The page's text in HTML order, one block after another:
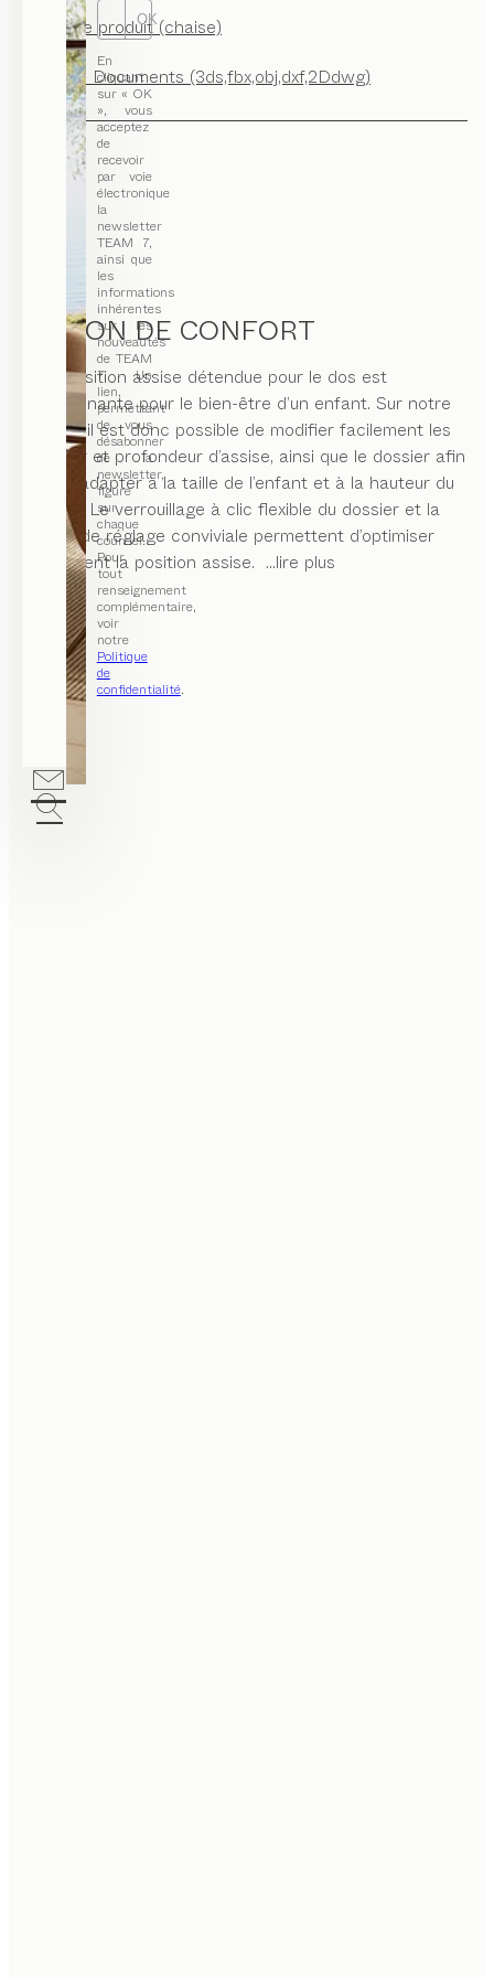
OK
En
cliquant
sur « OK
», vous
acceptez
de
recevoir
par voie
électronique
la
newsletter
TEAM 7,
ainsi que
les
informations
inhérentes
sur les
nouveautés
de TEAM
7. Un
lien,
permettant
de vous
désabonner
de la
newsletter,
figure
sur
chaque
courriel.
Pour
tout
renseignement
complémentaire,
voir
notre
Politique
de
confidentialité.
Fiche produit (chaise)
CAD Documents (3ds,fbx,obj,dxf,2Ddwg)
COCON DE CONFORT
Une position assise détendue pour le dos est
déterminante pour le bien-être d’un enfant. Sur notre
chaise, il est donc possible de modifier facilement les
hauteur et profondeur d’assise, ainsi que le dossier afin
de les adapter à la taille de l’enfant et à la hauteur du
bureau. Le verrouillage à clic flexible du dossier et la
bague de réglage conviviale permettent d’optimiser
facilement la position assise. ...lire plus